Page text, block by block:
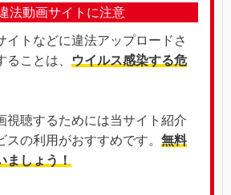
法動画サイトに注意
イトなどに違法アップロードさ
ことは、
ウイルス感染する危
視聴するためには当サイト紹介
スの利用がおすすめです。 無料
ましょう！